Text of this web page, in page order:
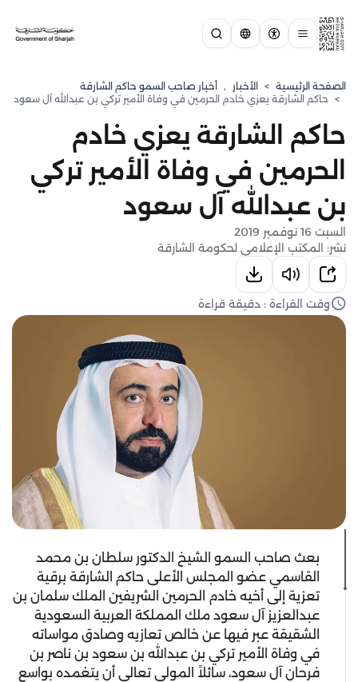
الصفحة الرئيسية > الأخبار , أخبار صاحب السمو حاكم الشارقة
> حاكم الشارقة يعزي خادم الحرمين في وفاة الأمير تركي بن عبدالله آل سعود
حاكم الشارقة يعزي خادم
الحرمين في وفاة الأمير تركي
بن عبدالله آل سعود
السبت 16 نوفمبر 2019
نشر: المكتب الإعلامي لحكومة الشارقة
وقت القراءة : دقيقة قراءة
بعث صاحب السمو الشيخ الدكتور سلطان بن محمد
القاسمي عضو المجلس الأعلى حاكم الشارقة برقية
تعزية إلى أخيه خادم الحرمين الشريفين الملك سلمان بن
عبدالعزيز آل سعود ملك المملكة العربية السعودية
الشقيقة عبر فيها عن خالص تعازيه وصادق مواساته
في وفاة الأمير تركي بن عبدالله بن سعود بن ناصر بن
فرحان آل سعود، سائلاً المولى تعالى أن يتغمده بواسع